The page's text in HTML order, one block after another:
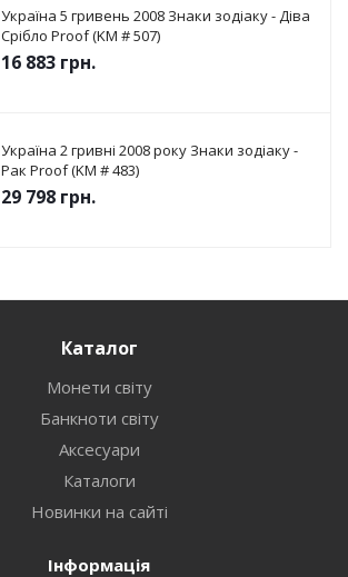
Україна 5 гривень 2008 Знаки зодіаку - Діва
Срібло Proof (KM # 507)
16 883 грн.
Україна 2 гривні 2008 року Знаки зодіаку -
Рак Proof (KM # 483)
29 798 грн.
Каталог
Монети світу
Банкноти світу
Аксесуари
Каталоги
Новинки на сайті
Інформація